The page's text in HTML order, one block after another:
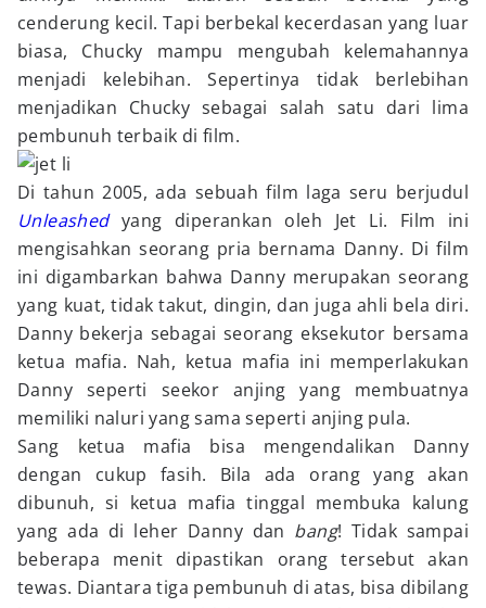
cenderung kecil. Tapi berbekal kecerdasan yang luar
biasa, Chucky mampu mengubah kelemahannya
menjadi kelebihan. Sepertinya tidak berlebihan
menjadikan Chucky sebagai salah satu dari lima
pembunuh terbaik di film.
Di tahun 2005, ada sebuah film laga seru berjudul
Unleashedyang diperankan oleh Jet Li. Film ini
mengisahkan seorang pria bernama Danny. Di film
ini digambarkan bahwa Danny merupakan seorang
yang kuat, tidak takut, dingin, dan juga ahli bela diri.
Danny bekerja sebagai seorang eksekutor bersama
ketua mafia. Nah, ketua mafia ini memperlakukan
Danny seperti seekor anjing yang membuatnya
memiliki naluri yang sama seperti anjing pula.
Sang ketua mafia bisa mengendalikan Danny
dengan cukup fasih. Bila ada orang yang akan
dibunuh, si ketua mafia tinggal membuka kalung
yang ada di leher Danny dan bang! Tidak sampai
beberapa menit dipastikan orang tersebut akan
tewas. Diantara tiga pembunuh di atas, bisa dibilang